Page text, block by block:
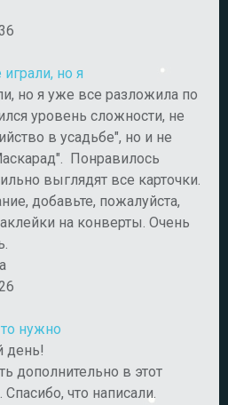
но я
но я уже все разложила по
уровень сложности, не
в усадьбе", но и не
Понравилось
выглядят все карточки.
добавьте, пожалуйста,
на конверты. Очень
нужно
день!
дополнительно в этот
Спасибо, что написали.